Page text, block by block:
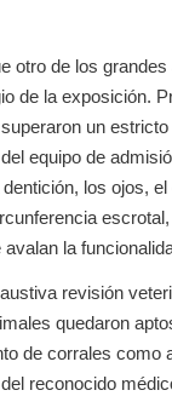
otro de los
de la exposición.
un
equipo de
los ojos, el
la
revisión
quedaron
de corrales como
reconocido